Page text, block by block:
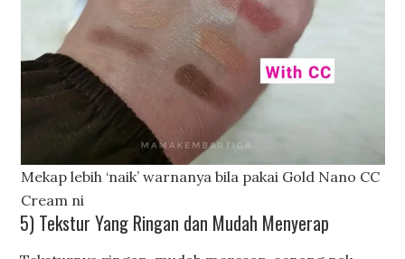
Mekap lebih ‘naik’ warnanya bila pakai Gold Nano CC
Cream ni
5) Tekstur Yang Ringan dan Mudah Menyerap